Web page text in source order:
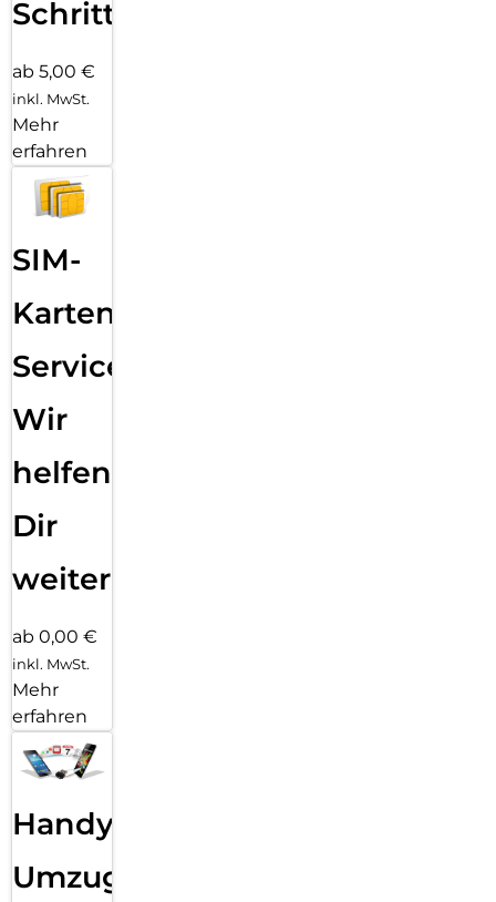
Schritten
ab 5,00 €
inkl. MwSt.
Mehr
erfahren
SIM-
Karten
Service:
Wir
helfen
Dir
weiter
ab 0,00 €
inkl. MwSt.
Mehr
erfahren
Handy
Umzug